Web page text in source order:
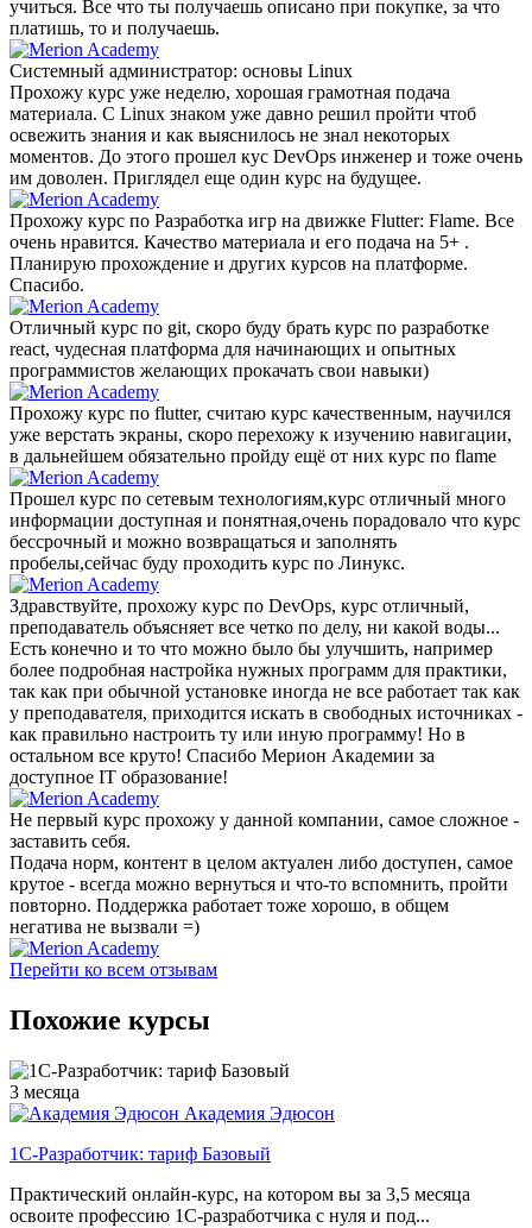
учиться. Все что ты получаешь описано при покупке, за что
платишь, то и получаешь.
Системный администратор: основы Linux
Прохожу курс уже неделю, хорошая грамотная подача
материала. С Linux знаком уже давно решил пройти чтоб
освежить знания и как выяснилось не знал некоторых
моментов. До этого прошел кус DevOps инженер и тоже очень
им доволен. Приглядел еще один курс на будущее.
Прохожу курс по Разработка игр на движке Flutter: Flame. Все
очень нравится. Качество материала и его подача на 5+ .
Планирую прохождение и других курсов на платформе.
Спасибо.
Отличный курс по git, скоро буду брать курс по разработке
react, чудесная платформа для начинающих и опытных
программистов желающих прокачать свои навыки)
Прохожу курс по flutter, считаю курс качественным, научился
уже верстать экраны, скоро перехожу к изучению навигации,
в дальнейшем обязательно пройду ещё от них курс по flame
Прошел курс по сетевым технологиям,курс отличный много
информации доступная и понятная,очень порадовало что курс
бессрочный и можно возвращаться и заполнять
пробелы,сейчас буду проходить курс по Линукс.
Здравствуйте, прохожу курс по DevOps, курс отличный,
преподаватель объясняет все четко по делу, ни какой воды...
Есть конечно и то что можно было бы улучшить, например
более подробная настройка нужных программ для практики,
так как при обычной установке иногда не все работает так как
у преподавателя, приходится искать в свободных источниках -
как правильно настроить ту или иную программу! Но в
остальном все круто! Спасибо Мерион Академии за
доступное IT образование!
Не первый курс прохожу у данной компании, самое сложное -
заставить себя.
Подача норм, контент в целом актуален либо доступен, самое
крутое - всегда можно вернуться и что-то вспомнить, пройти
повторно. Поддержка работает тоже хорошо, в общем
негатива не вызвали =)
Перейти ко всем отзывам
Похожие курсы
3 месяца
Академия Эдюсон
1С-Разработчик: тариф Базовый
Практический онлайн-курс, на котором вы за 3,5 месяца
освоите профессию 1С-разработчика с нуля и под...